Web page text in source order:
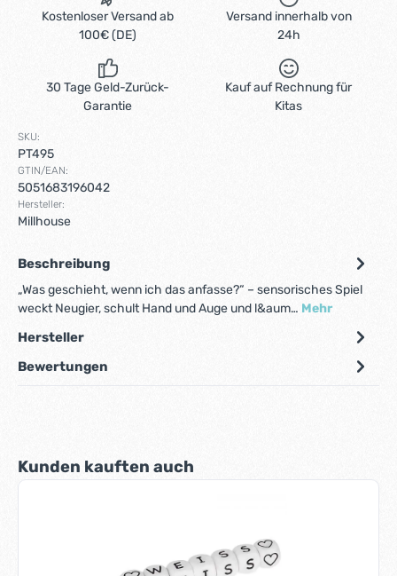
Kostenloser Versand ab
100€ (DE)
Versand innerhalb von
24h
30 Tage Geld-Zurück-
Garantie
Kauf auf Rechnung für
Kitas
SKU:
PT495
GTIN/EAN:
5051683196042
Hersteller:
Millhouse
Beschreibung
„Was geschieht, wenn ich das anfasse?“ – sensorisches Spiel
weckt Neugier, schult Hand und Auge und l&aum… Mehr
Hersteller
Bewertungen
Produktgalerie überspringen
Kunden kauften auch